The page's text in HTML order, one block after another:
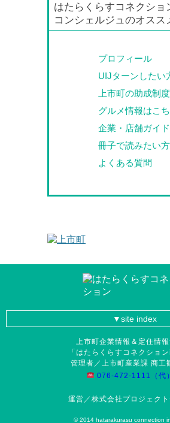
はたらくらすコネクショ
コンシェルジュのオスス
プロフィール
UIJターンしたい
上市町の助成制度
グルメ情報はこ
企業・店舗ガイド
冊子で読みたい
よくある質問
site index
上市町企業情報＆定住情報
「はたらくらすコネクション
管理者／上市町産業課 商
076-472-1111（
運営／株式会社プロジェク
© 2014 hatarakurasu connection